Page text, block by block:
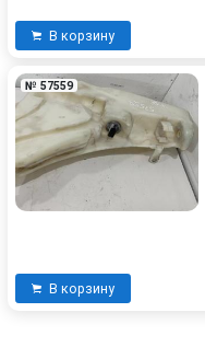
В корзину
№ 57559
В корзину